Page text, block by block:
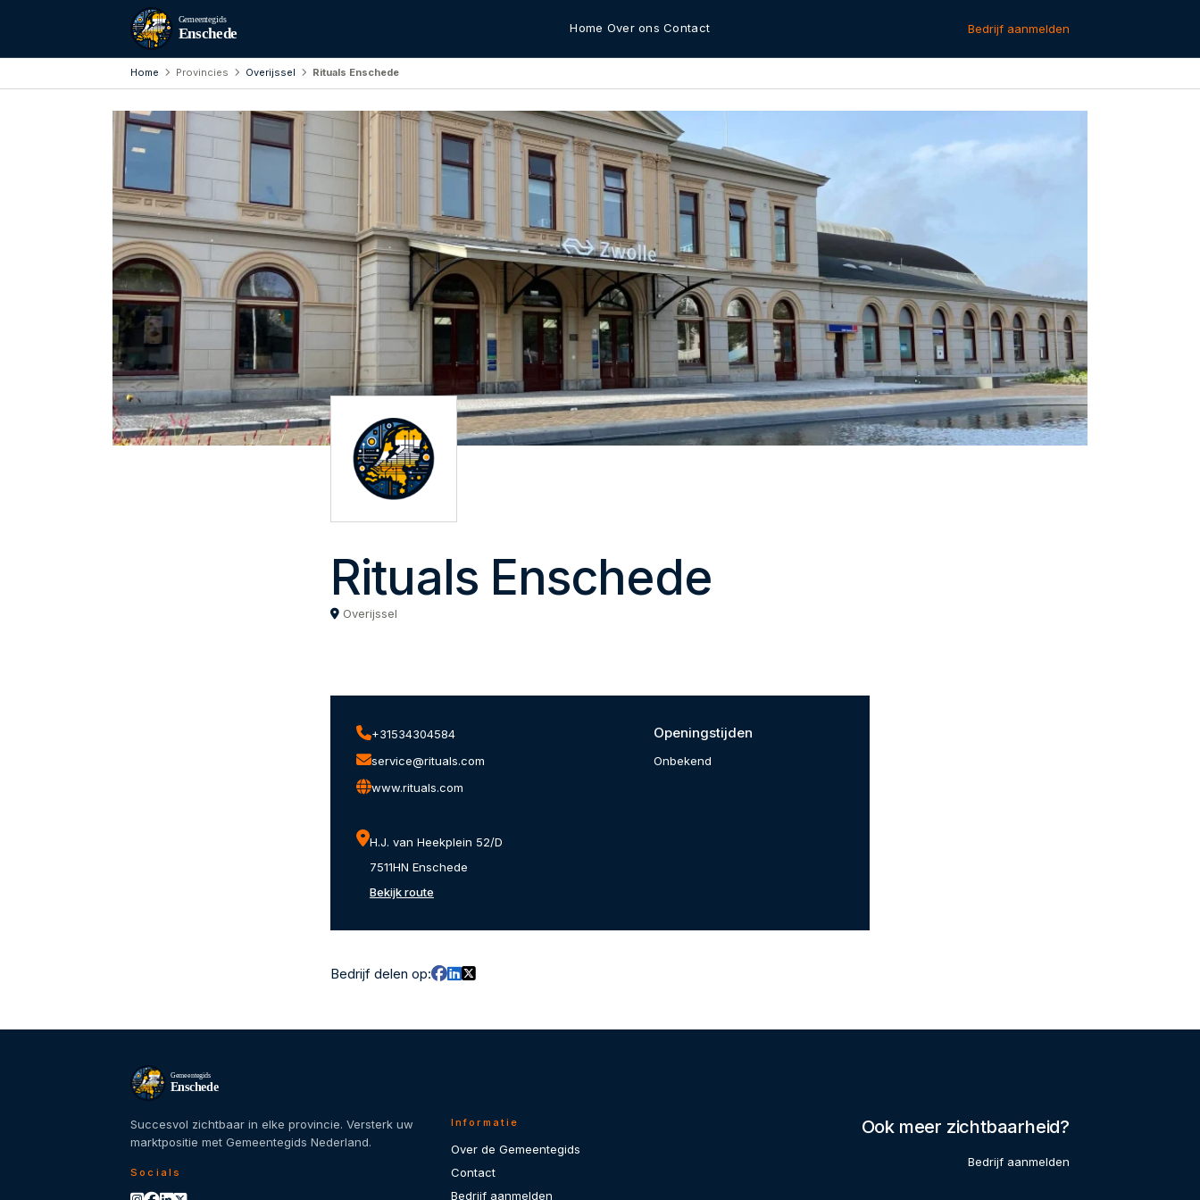
Gemeentegids
Enschede Home Over ons Contact Bedrijf aanmelden
Home Provincies Overijssel Rituals Enschede
Rituals Enschede
Overijssel
+31534304584
service@rituals.com
www.rituals.com
H.J. van Heekplein 52/D
7511HN Enschede
Bekijk route
Openingstijden
Onbekend
Bedrijf delen op:
Gemeentegids
Enschede
Succesvol zichtbaar in elke provincie. Versterk uw
marktpositie met Gemeentegids Nederland.
Socials
Informatie
Over de Gemeentegids
Contact
Bedrijf aanmelden
Ook meer zichtbaarheid?
Bedrijf aanmelden